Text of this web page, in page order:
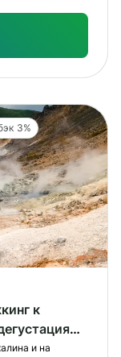
3%
к
и на